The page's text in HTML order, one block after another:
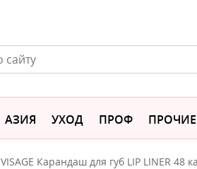
АЗИЯ УХОД ПРОФ
Карандаш для губ LIP LINER 48